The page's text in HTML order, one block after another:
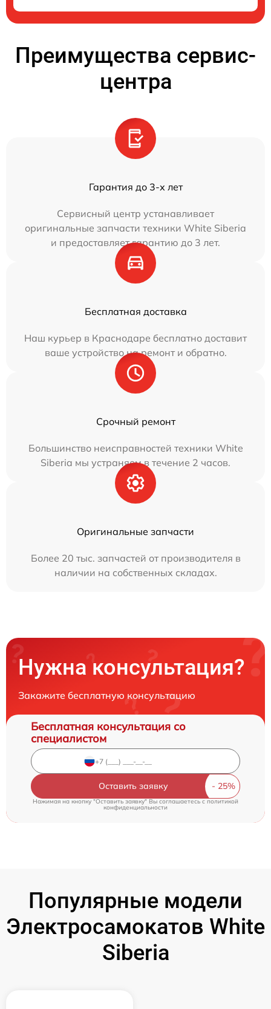
Преимущества сервис-
центра
Гарантия до 3-х лет
Сервисный центр устанавливает
оригинальные запчасти техники White Siberia
и предоставляет гарантию до 3 лет.
Бесплатная доставка
Наш курьер в Краснодаре бесплатно доставит
ваше устройство на ремонт и обратно.
Срочный ремонт
Большинство неисправностей техники White
Siberia мы устраняем в течение 2 часов.
Оригинальные запчасти
Более 20 тыс. запчастей от производителя в
наличии на собственных складах.
Нужна консультация?
Закажите бесплатную консультацию
Бесплатная консультация со
специалистом
Оставить заявку
Нажимая на кнопку "Оставить заявку" Вы соглашаетесь cполитикой
конфиденциальности
Популярные модели
Электросамокатов White
Siberia